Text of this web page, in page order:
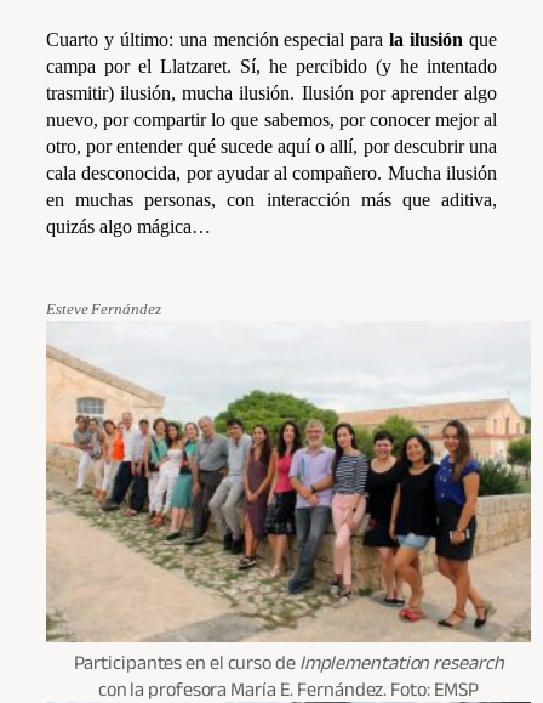
Cuarto y último: una mención especial parala ilusiónque
campa por el Llatzaret. Sí, he percibido (y he intentado
trasmitir) ilusión, mucha ilusión. Ilusión por aprender algo
nuevo, por compartir lo que sabemos, por conocer mejor al
otro, por entender qué sucede aquí o allí, por descubrir una
cala desconocida, por ayudar al compañero. Mucha ilusión
en muchas personas, con interacción más que aditiva,
quizás algo mágica…
Esteve Fernández
Participantes en el curso de Implementation research
con la profesora María E. Fernández. Foto: EMSP